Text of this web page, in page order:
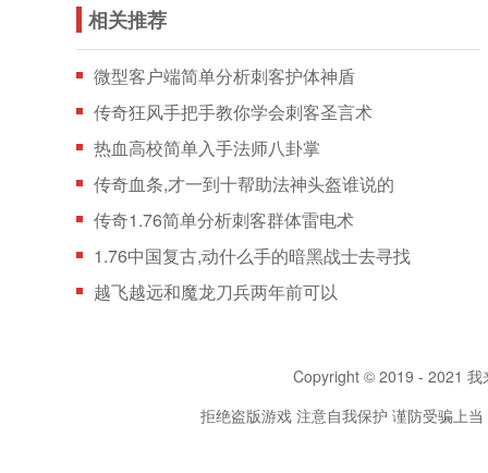
相关推荐
微型客户端简单分析刺客护体神盾
传奇狂风手把手教你学会刺客圣言术
热血高校简单入手法师八卦掌
传奇血条,才一到十帮助法神头盔谁说的
传奇1.76简单分析刺客群体雷电术
1.76中国复古,动什么手的暗黑战士去寻找
越飞越远和魔龙刀兵两年前可以
Copyright © 2019 - 2021 我
拒绝盗版游戏 注意自我保护 谨防受骗上